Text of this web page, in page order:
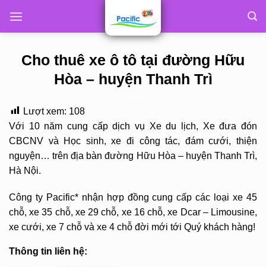
Cho thuê xe ô tô tại đường Hữu
Hòa – huyện Thanh Trì
Lượt xem: 108
Với 10 năm cung cấp dịch vụ Xe du lịch, Xe đưa đón
CBCNV và Học sinh, xe đi công tác, đám cưới, thiện
nguyện… trên địa bàn đường Hữu Hòa – huyện Thanh Trì,
Hà Nội.
Công ty Pacific* nhận hợp đồng cung cấp các loại xe 45
chỗ, xe 35 chỗ, xe 29 chỗ, xe 16 chỗ, xe Dcar – Limousine,
xe cưới, xe 7 chỗ và xe 4 chỗ đời mới tới Quý khách hàng!
Thông tin liên hệ: